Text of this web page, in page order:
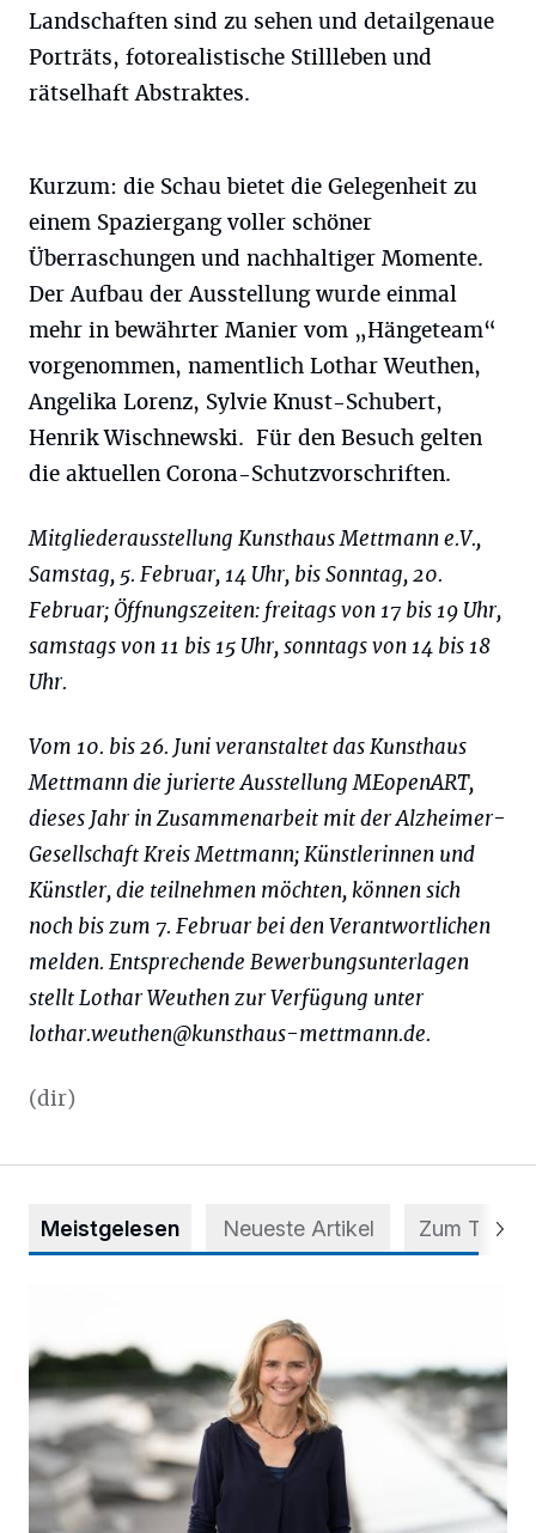
Landschaften sind zu sehen und detailgenaue
Porträts, fotorealistische Stillleben und
rätselhaft Abstraktes.
Kurzum: die Schau bietet die Gelegenheit zu
einem Spaziergang voller schöner
Überraschungen und nachhaltiger Momente.
Der Aufbau der Ausstellung wurde einmal
mehr in bewährter Manier vom „Hängeteam“
vorgenommen, namentlich Lothar Weuthen,
Angelika Lorenz, Sylvie Knust-Schubert,
Henrik Wischnewski. Für den Besuch gelten
die aktuellen Corona-Schutzvorschriften.
Mitgliederausstellung Kunsthaus Mettmann e.V.,
Samstag, 5. Februar, 14 Uhr, bis Sonntag, 20.
Februar; Öffnungszeiten: freitags von 17 bis 19 Uhr,
samstags von 11 bis 15 Uhr, sonntags von 14 bis 18
Uhr.
Vom 10. bis 26. Juni veranstaltet das Kunsthaus
Mettmann die jurierte Ausstellung MEopenART,
dieses Jahr in Zusammenarbeit mit der Alzheimer-
Gesellschaft Kreis Mettmann; Künstlerinnen und
Künstler, die teilnehmen möchten, können sich
noch bis zum 7. Februar bei den Verantwortlichen
melden. Entsprechende Bewerbungsunterlagen
stellt Lothar Weuthen zur Verfügung unter
lothar.weuthen@kunsthaus-mettmann.de.
(dir)
Meistgelesen Neueste Artikel Zum Thema